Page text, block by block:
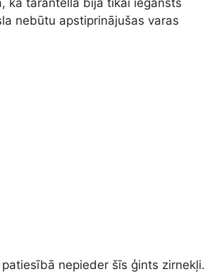
nebūtu apstiprinājušas varas
nepieder šīs ģints zirnekļi.